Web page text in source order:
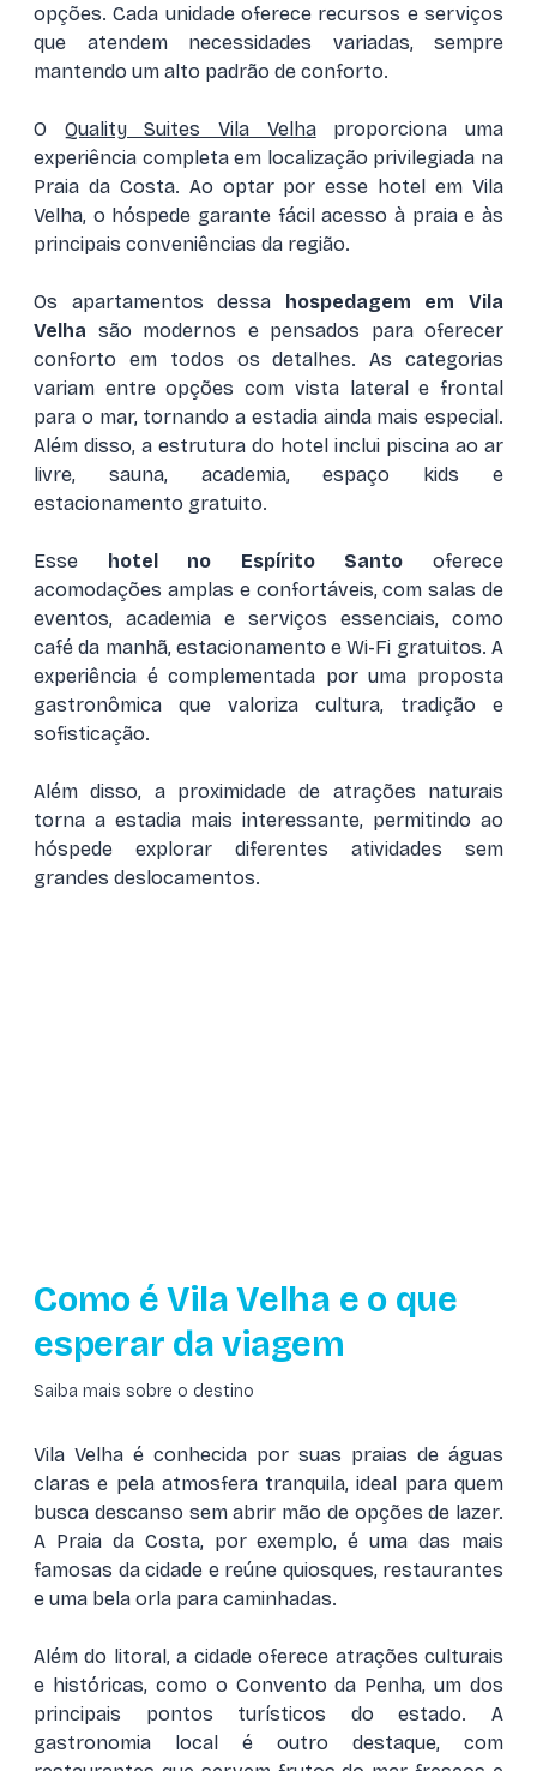
opções. Cada unidade oferece recursos e serviços
que atendem necessidades variadas, sempre
mantendo um alto padrão de conforto.
O Quality Suites Vila Velhaproporciona uma
experiência completa em localização privilegiada na
Praia da Costa. Ao optar por esse hotel em Vila
Velha, o hóspede garante fácil acesso à praia e às
principais conveniências da região.
Os apartamentos dessa hospedagem em Vila
Velha são modernos e pensados para oferecer
conforto em todos os detalhes. As categorias
variam entre opções com vista lateral e frontal
para o mar, tornando a estadia ainda mais especial.
Além disso, a estrutura do hotel inclui piscina ao ar
livre, sauna, academia, espaço kids e
estacionamento gratuito.
Esse hotel no Espírito Santo oferece
acomodações amplas e confortáveis, com salas de
eventos, academia e serviços essenciais, como
café da manhã, estacionamento e Wi-Fi gratuitos. A
experiência é complementada por uma proposta
gastronômica que valoriza cultura, tradição e
sofisticação.
Além disso, a proximidade de atrações naturais
torna a estadia mais interessante, permitindo ao
hóspede explorar diferentes atividades sem
grandes deslocamentos.
Como é Vila Velha e o que
esperar da viagem
Saiba mais sobre o destino
Vila Velha é conhecida por suas praias de águas
claras e pela atmosfera tranquila, ideal para quem
busca descanso sem abrir mão de opções de lazer.
A Praia da Costa, por exemplo, é uma das mais
famosas da cidade e reúne quiosques, restaurantes
e uma bela orla para caminhadas.
Além do litoral, a cidade oferece atrações culturais
e históricas, como o Convento da Penha, um dos
principais pontos turísticos do estado. A
gastronomia local é outro destaque, com